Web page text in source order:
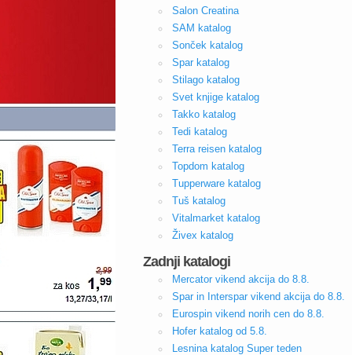
Salon Creatina
SAM katalog
Sonček katalog
Spar katalog
Stilago katalog
Svet knjige katalog
Takko katalog
Tedi katalog
Terra reisen katalog
Topdom katalog
Tupperware katalog
Tuš katalog
Vitalmarket katalog
Živex katalog
Zadnji katalogi
Mercator vikend akcija do 8.8.
Spar in Interspar vikend akcija do 8.8.
Eurospin vikend norih cen do 8.8.
Hofer katalog od 5.8.
Lesnina katalog Super teden